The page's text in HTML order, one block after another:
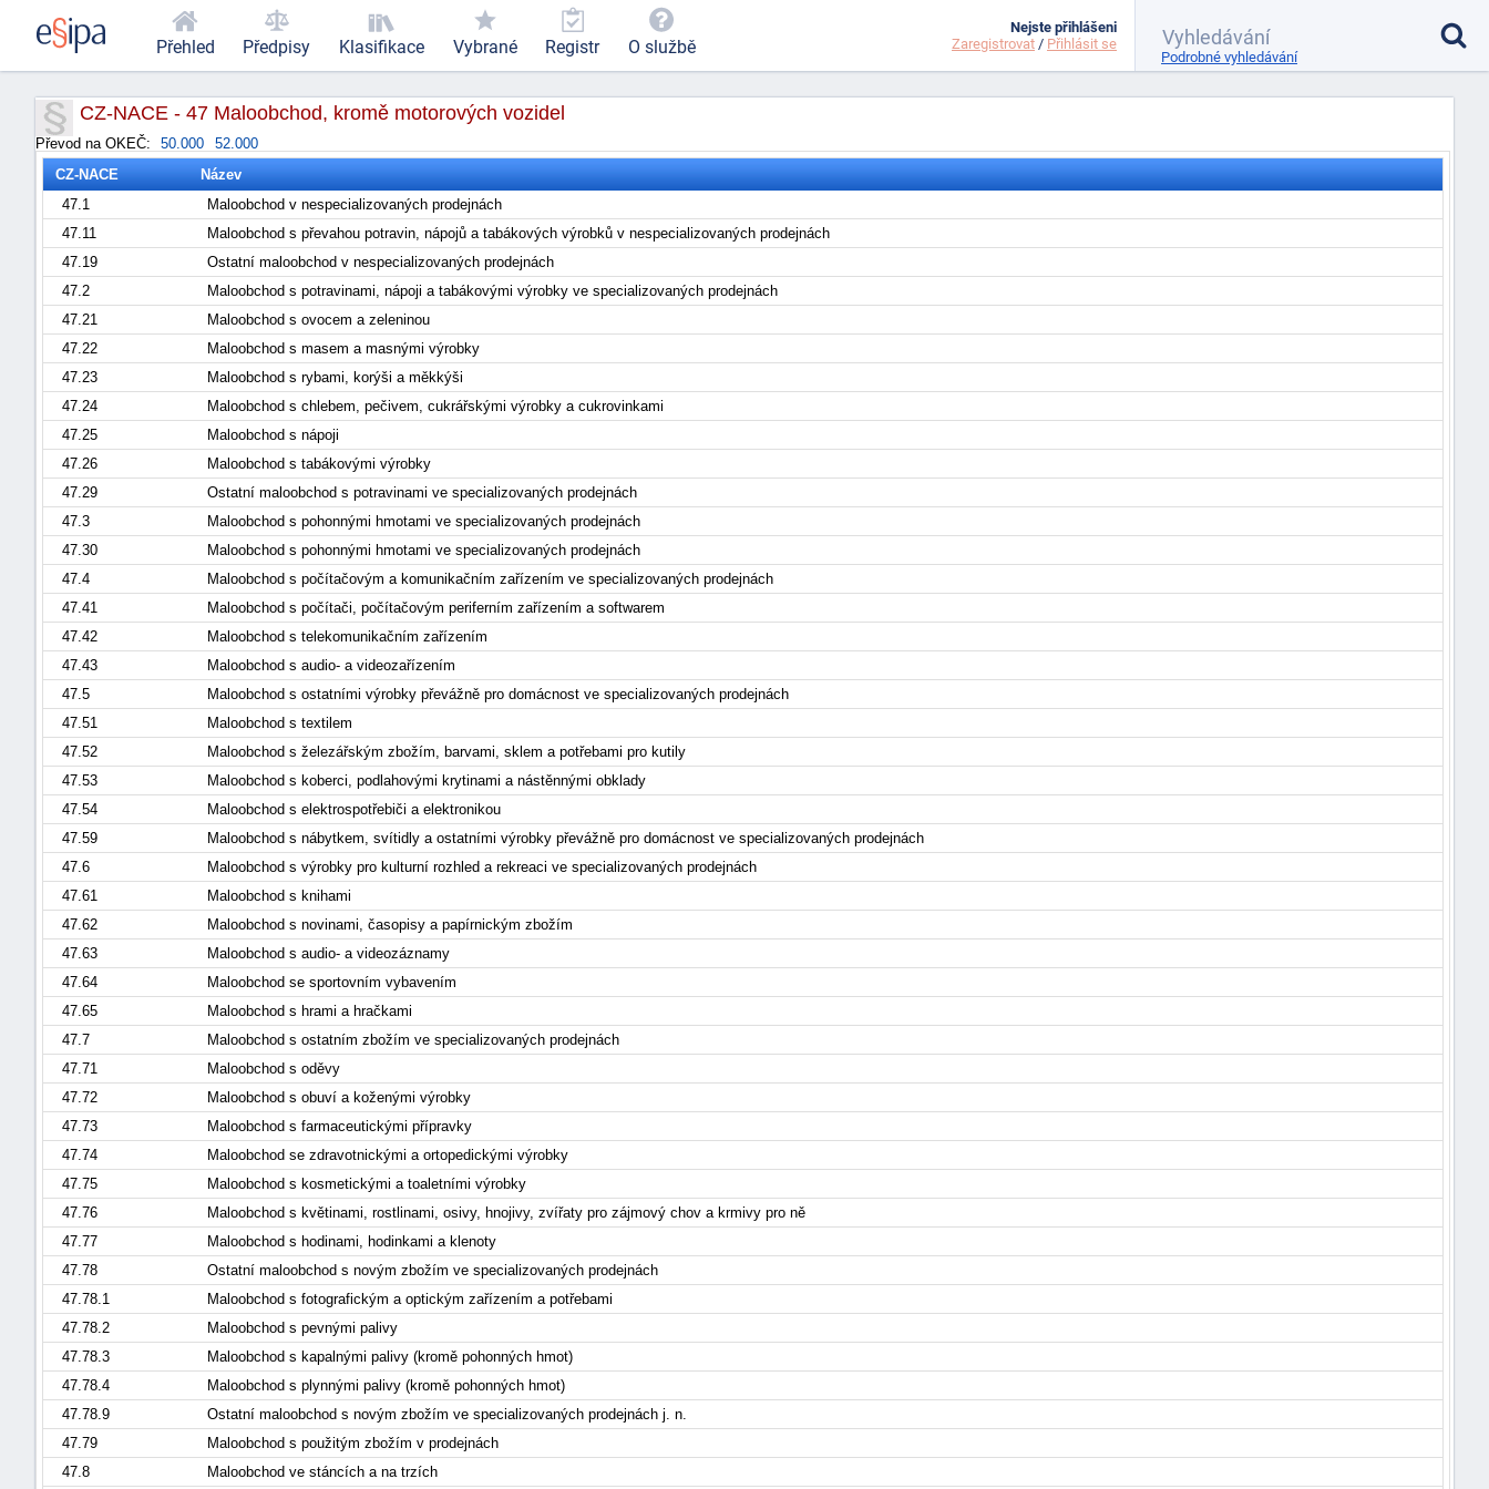
CZ-NACE - 47 Maloobchod, kromě motorových vozidel
Převod na OKEČ: 50.000
52.000
CZ-NACE
Název
47.1
Maloobchod v nespecializovaných prodejnách
47.11
Maloobchod s převahou potravin, nápojů a tabákových výrobků v nespecializovaných prodejnách
47.19
Ostatní maloobchod v nespecializovaných prodejnách
47.2
Maloobchod s potravinami, nápoji a tabákovými výrobky ve specializovaných prodejnách
47.21
Maloobchod s ovocem a zeleninou
47.22
Maloobchod s masem a masnými výrobky
47.23
Maloobchod s rybami, korýši a měkkýši
47.24
Maloobchod s chlebem, pečivem, cukrářskými výrobky a cukrovinkami
47.25
Maloobchod s nápoji
47.26
Maloobchod s tabákovými výrobky
47.29
Ostatní maloobchod s potravinami ve specializovaných prodejnách
47.3
Maloobchod s pohonnými hmotami ve specializovaných prodejnách
47.30
Maloobchod s pohonnými hmotami ve specializovaných prodejnách
47.4
Maloobchod s počítačovým a komunikačním zařízením ve specializovaných prodejnách
47.41
Maloobchod s počítači, počítačovým periferním zařízením a softwarem
47.42
Maloobchod s telekomunikačním zařízením
47.43
Maloobchod s audio- a videozařízením
47.5
Maloobchod s ostatními výrobky převážně pro domácnost ve specializovaných prodejnách
47.51
Maloobchod s textilem
47.52
Maloobchod s železářským zbožím, barvami, sklem a potřebami pro kutily
47.53
Maloobchod s koberci, podlahovými krytinami a nástěnnými obklady
47.54
Maloobchod s elektrospotřebiči a elektronikou
47.59
Maloobchod s nábytkem, svítidly a ostatními výrobky převážně pro domácnost ve specializovaných prodejnách
47.6
Maloobchod s výrobky pro kulturní rozhled a rekreaci ve specializovaných prodejnách
47.61
Maloobchod s knihami
47.62
Maloobchod s novinami, časopisy a papírnickým zbožím
47.63
Maloobchod s audio- a videozáznamy
47.64
Maloobchod se sportovním vybavením
47.65
Maloobchod s hrami a hračkami
47.7
Maloobchod s ostatním zbožím ve specializovaných prodejnách
47.71
Maloobchod s oděvy
47.72
Maloobchod s obuví a koženými výrobky
47.73
Maloobchod s farmaceutickými přípravky
47.74
Maloobchod se zdravotnickými a ortopedickými výrobky
47.75
Maloobchod s kosmetickými a toaletními výrobky
47.76
Maloobchod s květinami, rostlinami, osivy, hnojivy, zvířaty pro zájmový chov a krmivy pro ně
47.77
Maloobchod s hodinami, hodinkami a klenoty
47.78
Ostatní maloobchod s novým zbožím ve specializovaných prodejnách
47.78.1
Maloobchod s fotografickým a optickým zařízením a potřebami
47.78.2
Maloobchod s pevnými palivy
47.78.3
Maloobchod s kapalnými palivy (kromě pohonných hmot)
47.78.4
Maloobchod s plynnými palivy (kromě pohonných hmot)
47.78.9
Ostatní maloobchod s novým zbožím ve specializovaných prodejnách j. n.
47.79
Maloobchod s použitým zbožím v prodejnách
47.8
Maloobchod ve stáncích a na trzích
Přehled Předpisy Klasifikace Vybrané Registr O službě
Nejste přihlášeni
Zaregistrovat / Přihlásit se
Podrobné vyhledávání